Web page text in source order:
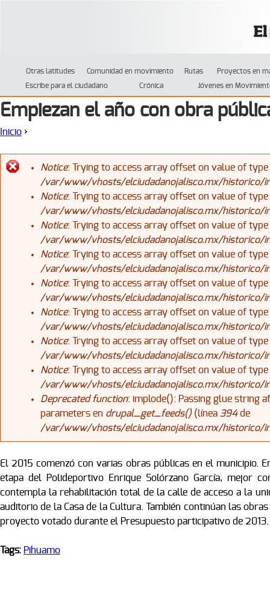
Otras latitudes Comunidad en movimiento Rutas
Proyectos en
Escribe para el ciudadano
Crónica Jóvenes en
Empiezan el año con obra
Se encuentra usted aquí
Inicio ›
Mensaje de error
Notice: Trying to access array offset on value of
/var/www/vhosts/elciudadanojalisco.mx/historico/
Notice: Trying to access array offset on value of
/var/www/vhosts/elciudadanojalisco.mx/historico/
Notice: Trying to access array offset on value of
/var/www/vhosts/elciudadanojalisco.mx/historico/
Notice: Trying to access array offset on value of
/var/www/vhosts/elciudadanojalisco.mx/historico/
Notice: Trying to access array offset on value of
/var/www/vhosts/elciudadanojalisco.mx/historico/
Notice: Trying to access array offset on value of
/var/www/vhosts/elciudadanojalisco.mx/historico/
Notice: Trying to access array offset on value of
/var/www/vhosts/elciudadanojalisco.mx/historico/
Notice: Trying to access array offset on value of
/var/www/vhosts/elciudadanojalisco.mx/historico/
Deprecated function: implode(): Passing glue string
parameters en drupal_get_feeds()(línea 394de
/var/www/vhosts/elciudadanojalisco.mx/historico/
El 2015 comenzó con varias obras públicas en el municipio.
etapa del Polideportivo Enrique Solórzano García, mejor
contempla la rehabilitación total de la calle de acceso a la
auditorio de la Casa de la Cultura. También continúan las
proyecto votado durante el Presupuesto participativo de 2013.
Tags: Pihuamo